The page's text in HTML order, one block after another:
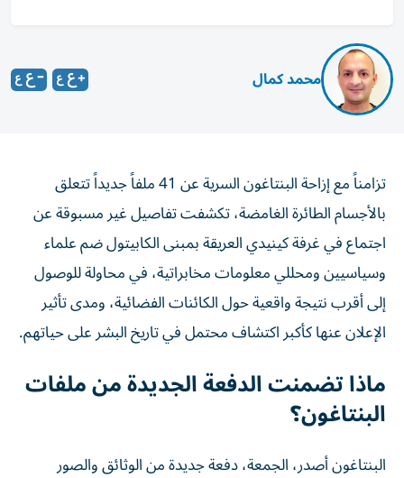
محمد كمال
تزامناً مع إزاحة البنتاغون السرية عن 41 ملفاً جديداً تتعلق
بالأجسام الطائرة الغامضة، تكشفت تفاصيل غير مسبوقة عن
اجتماع في غرفة كينيدي العريقة بمبنى الكابيتول ضم علماء
وسياسيين ومحللي معلومات مخابراتية، في محاولة للوصول
إلى أقرب نتيجة واقعية حول الكائنات الفضائية، ومدى تأثير
الإعلان عنها كأكبر اكتشاف محتمل في تاريخ البشر على حياتهم.
ماذا تضمنت الدفعة الجديدة من ملفات
البنتاغون؟
البنتاغون أصدر، الجمعة، دفعة جديدة من الوثائق والصور